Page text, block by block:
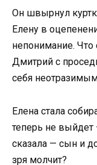
Он швырнул
Елену в
непонимание. Что
Дмитрий с
себя
Елена стала
теперь не
сказала — сын и
зря молчит?